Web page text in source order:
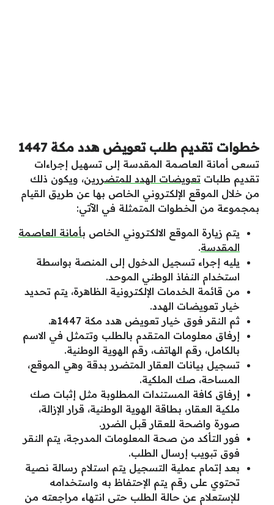
خطوات تقديم طلب تعويض هدد مكة 1447
تسعى أمانة العاصمة المقدسة إلى تسهيل إجراءات
تقديم طلبات تعويضات الهدد للمتضررين، ويكون ذلك
من خلال الموقع الإلكتروني الخاص بها عن طريق القيام
بمجموعة من الخطوات المتمثلة في الآتي:
يتم زيارة الموقع الالكتروني الخاص بأمانة العاصمة
المقدسة.
يليه إجراء تسجيل الدخول إلى المنصة بواسطة
استخدام النفاذ الوطني الموحد.
من قائمة الخدمات الإلكترونية الظاهرة، يتم تحديد
خيار تعويضات الهدد.
ثم النقر فوق خيار تعويض هدد مكة 1447ه‍.
إرفاق معلومات المتقدم بالطلب وتتمثل في الاسم
بالكامل، رقم الهاتف، رقم الهوية الوطنية.
تسجيل بيانات العقار المتضرر بدقة وهي الموقع،
المساحة، صك الملكية.
إرفاق كافة المستندات المطلوبة مثل إثبات صك
ملكية العقار، بطاقة الهوية الوطنية، قرار الإزالة،
صورة واضحة للعقار قبل الضرر.
فور التأكد من صحة المعلومات المدرجة، يتم النقر
فوق تبويب إرسال الطلب.
بعد إتمام عملية التسجيل يتم استلام رسالة نصية
تحتوي على رقم يتم الإحتفاظ به واستخدامه
للإستعلام عن حالة الطلب حتى انتهاء مراجعته من